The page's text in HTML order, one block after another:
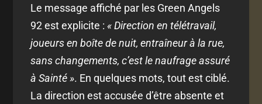
Le message affiché par les Green Angels
92 est explicite :« Direction en télétravail,
joueurs en boîte de nuit, entraîneur à la rue,
sans changements, c’est le naufrage assuré
à Sainté ». En quelques mots, tout est ciblé.
La direction est accusée d’être absente et